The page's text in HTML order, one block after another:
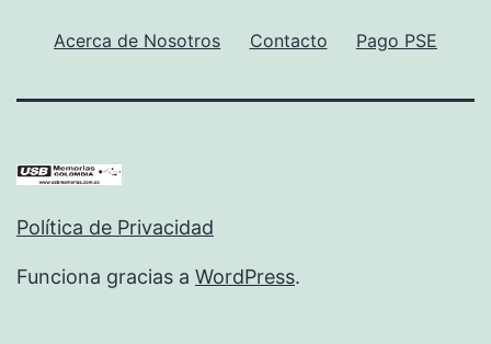
Acerca de Nosotros Contacto Pago PSE
Política de Privacidad
Funciona gracias a WordPress.